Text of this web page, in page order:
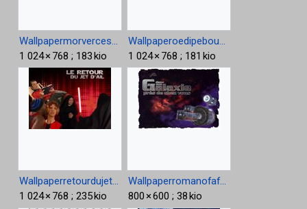
Wallpapermorvercestmourirunpeu1024.jpg
1 024 × 768 ; 183 kio
Wallpaperoedipebouchard1024.jpg
1 024 × 768 ; 181 kio
Wallpaperretourdujetdail.jpg
1 024 × 768 ; 235 kio
Wallpaperromanofafard1.jpg
800 × 600 ; 38 kio